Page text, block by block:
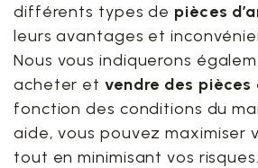
différents types de pièces
leurs avantages et
Nous vous indiquerons
acheter et vendre des pièces
fonction des conditions du
aide, vous pouvez maximiser
tout en minimisant vos risques.